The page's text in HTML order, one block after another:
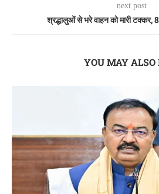
next post
श्रद्धालुओं से भरे वाहन को मारी टक्कर,
YOU MAY ALSO